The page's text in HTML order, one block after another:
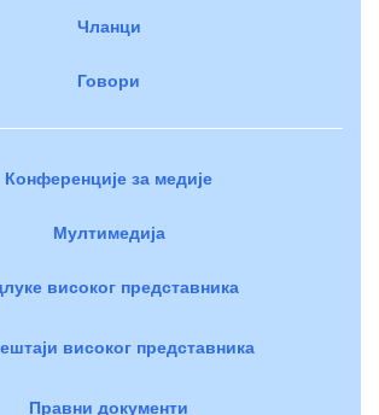
Чланци
Говори
Конференције за медије
Мултимедија
високог представника
високог представника
Правни документи